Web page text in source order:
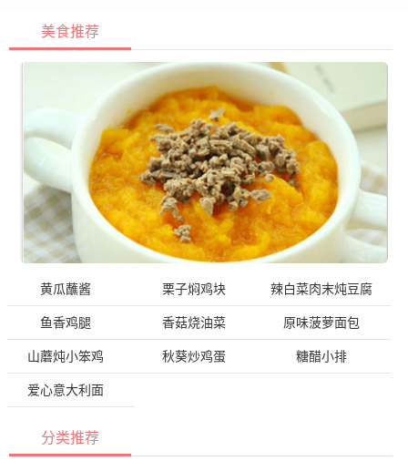
美食推荐
黄瓜蘸酱 栗子焖鸡块 辣白菜肉末炖豆腐
鱼香鸡腿 香菇烧油菜 原味菠萝面包
山蘑炖小笨鸡 秋葵炒鸡蛋 糖醋小排
爱心意大利面
分类推荐